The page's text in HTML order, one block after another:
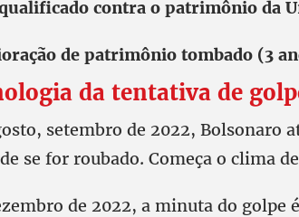
contra o patrimônio da
de patrimônio tombado (3
da tentativa de
setembro de 2022, Bolsonaro
se for roubado. Começa o clima
de 2022, a minuta do golpe